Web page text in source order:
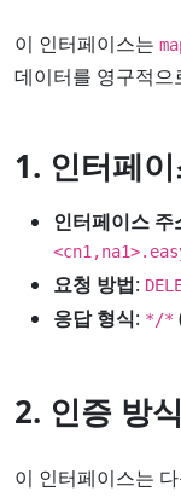
이 인터페이스는
데이터를 영구적으
1. 인터페
인터페이스 주
요청 방법:
응답 형식: */*
2. 인증 방식
이 인터페이스는